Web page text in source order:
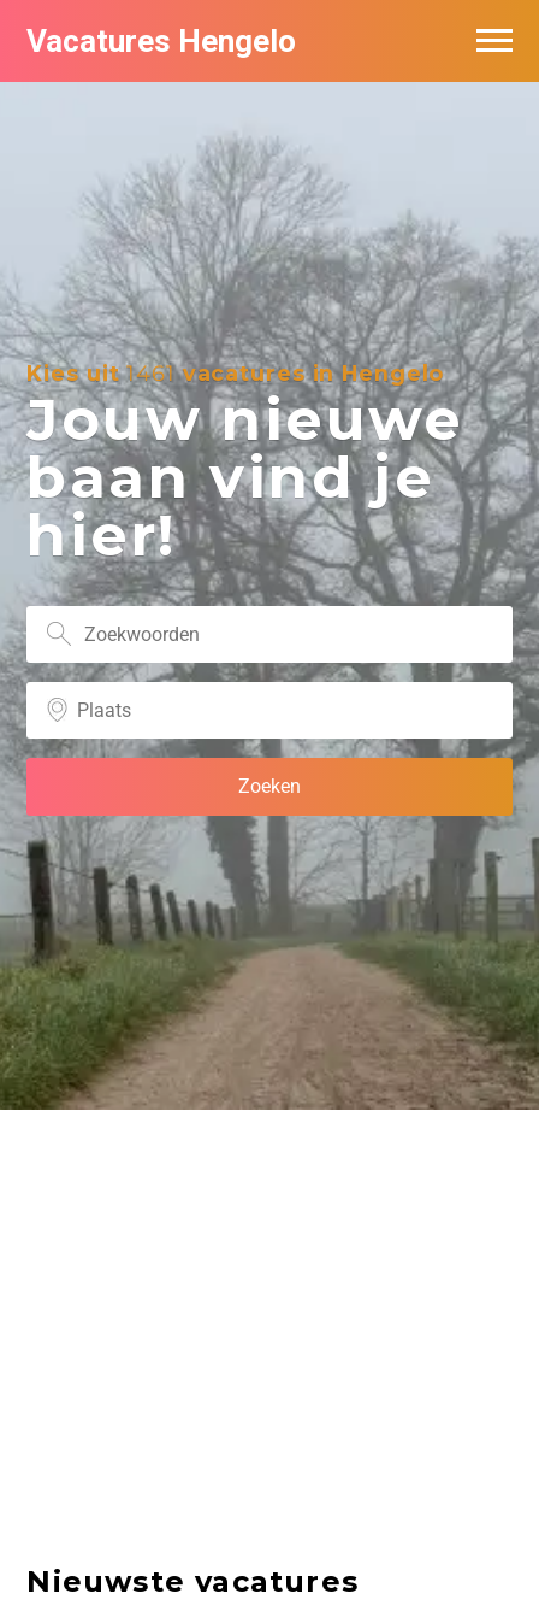
Vacatures Hengelo
Kies uit1461vacatures in Hengelo
Jouw nieuwe
baan vind je
hier!
Nieuwste vacatures
Vacatures per bedrijf in Hengelo
Nieuwsbrief feed